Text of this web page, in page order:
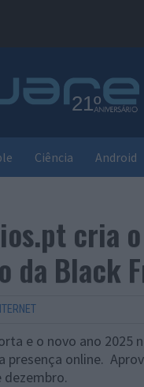
Ciência Android
cria
da Black
e o novo ano
presença online.
dezembro.